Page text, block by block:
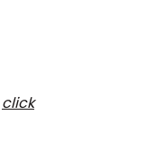
click